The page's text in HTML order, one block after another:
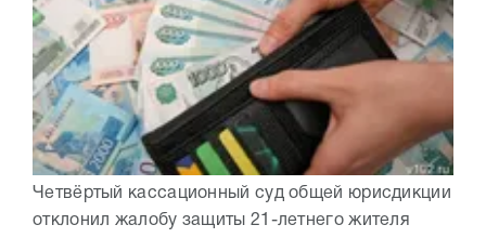
Четвёртый кассационный суд общей юрисдикции
отклонил жалобу защиты 21-летнего жителя